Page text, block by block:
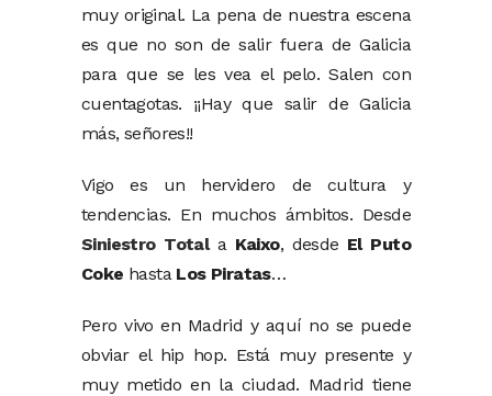
muy original. La pena de nuestra escena
es que no son de salir fuera de Galicia
para que se les vea el pelo. Salen con
cuentagotas. ¡¡Hay que salir de Galicia
más, señores!!
Vigo es un hervidero de cultura y
tendencias. En muchos ámbitos. Desde
Siniestro Totala Kaixo, desde El Puto
Coke hasta Los Piratas…
Pero vivo en Madrid y aquí no se puede
obviar el hip hop. Está muy presente y
muy metido en la ciudad. Madrid tiene